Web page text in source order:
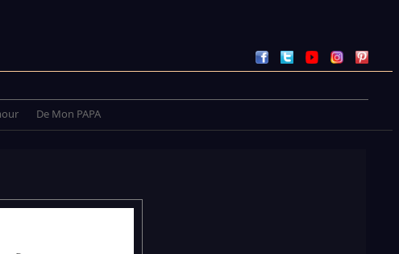
De Mon PAPA